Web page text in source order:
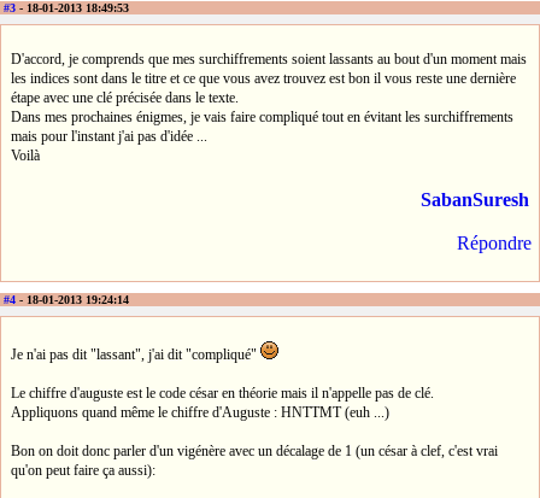
#3 - 18-01-2013 18:49:53
D'accord, je comprends que mes surchiffrements soient lassants au bout d'un moment mais
les indices sont dans le titre et ce que vous avez trouvez est bon il vous reste une dernière
étape avec une clé précisée dans le texte.
Dans mes prochaines énigmes, je vais faire compliqué tout en évitant les surchiffrements
mais pour l'instant j'ai pas d'idée ...
Voilà
SabanSuresh
Répondre
#4 - 18-01-2013 19:24:14
Je n'ai pas dit "lassant", j'ai dit "compliqué"
Le chiffre d'auguste est le code césar en théorie mais il n'appelle pas de clé.
Appliquons quand même le chiffre d'Auguste : HNTTMT (euh ...)
Bon on doit donc parler d'un vigénère avec un décalage de 1 (un césar à clef, c'est vrai
qu'on peut faire ça aussi):